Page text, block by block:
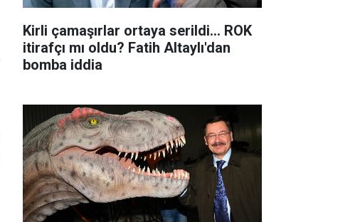
Kirli çamaşırlar ortaya serildi... ROK
itirafçı mı oldu? Fatih Altaylı'dan
bomba iddia